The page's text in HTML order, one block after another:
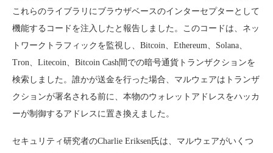
これらのライブラリにブラウザベースのインターセプターとして
機能するコードを注入したと報告しました。このコードは、ネッ
トワークトラフィックを監視し、Bitcoin、Ethereum、Solana、
Tron、Litecoin、Bitcoin Cash間での暗号通貨トランザクションを
検索しました。誰かが送金を行った場合、マルウェアはトランザ
クションが署名される前に、本物のウォレットアドレスをハッカ
ーが制御するアドレスに置き換えました。
セキュリティ研究者のCharlie Eriksen氏は、マルウェアがいくつ